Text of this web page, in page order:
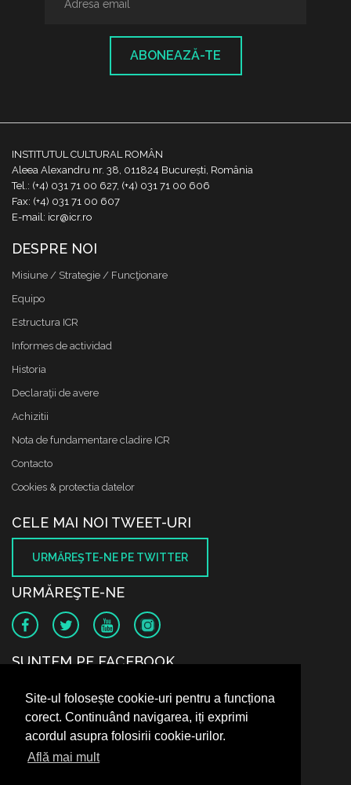
Site-ul folosește cookie-uri pentru a funcționa
corect. Continuând navigarea, iți exprimi
acordul asupra folosirii cookie-urilor.
Află mai mult
ABONEAZĂ-TE
INSTITUTUL CULTURAL ROMÂN
Aleea Alexandru nr. 38, 011824 București, România
Tel.: (+4) 031 71 00 627, (+4) 031 71 00 606
Fax: (+4) 031 71 00 607
E-mail: icr@icr.ro
DESPRE NOI
Misiune / Strategie / Funcţionare
Equipo
Estructura ICR
Informes de actividad
Historia
Declaraţii de avere
Achizitii
Nota de fundamentare cladire ICR
Contacto
Cookies & protectia datelor
CELE MAI NOI TWEET-URI
URMĂREŞTE-NE PE TWITTER
URMĂREŞTE-NE
SUNTEM PE FACEBOOK